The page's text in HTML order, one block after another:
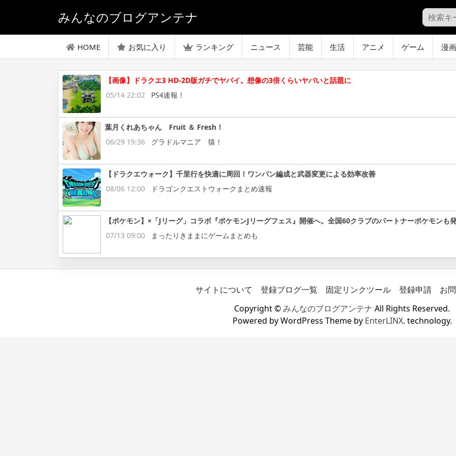
みんなのブログアンテナ
HOME お気に入り ランキング ニュース 芸能 生活 アニメ ゲーム 漫画
【画像】ドラクエ3 HD-2D版ガチでヤバイ。想像の3倍くらいヤバいと話題に
05/14 22:02
PS4速報！
葉月くれあちゃん Fruit ＆ Fresh！
06/29 19:36
グラドルマニア 猿！
【ドラクエウォーク】千里行を快適に周回！ワンパン編成と武器変更による効率改善
08/06 12:00
ドラゴンクエストウォークまとめ速報
【ポケモン】×「Jリーグ」コラボ『ポケモンJリーグフェス』開催へ。全国60クラブのパートナーポケモンも
07/13 09:00
まったりきままにゲームまとめも
サイトについて 登録ブログ一覧 固定リンクツール 登録申請
お
Copyright ©みんなのブログアンテナ All Rights Reserved.
Powered by WordPress Theme by EnterLINX. technology.